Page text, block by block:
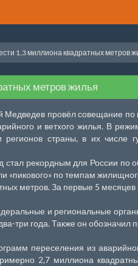
1,3 миллиона квадратных метров
метров жилья
Медведев провёл совещание
и ветхого жилья. В
регионов страны, в их числе
стал рекордным для России по
по темпам
метров. За первые 5 месяцев
и региональные
три года. Также он обозначил
переселения из
2,7 миллиона